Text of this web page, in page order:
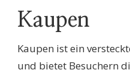
Kaupen
Kaupen ist ein
und bietet Besuchern